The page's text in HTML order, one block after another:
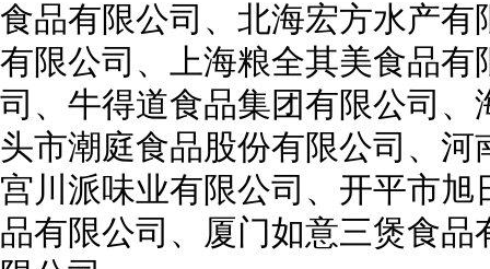
食品有限公司、北海宏方水产
有限公司、上海粮全其美食品
司、牛得道食品集团有限公司
头市潮庭食品股份有限公司、
宫川派味业有限公司、开平市
品有限公司、厦门如意三煲食